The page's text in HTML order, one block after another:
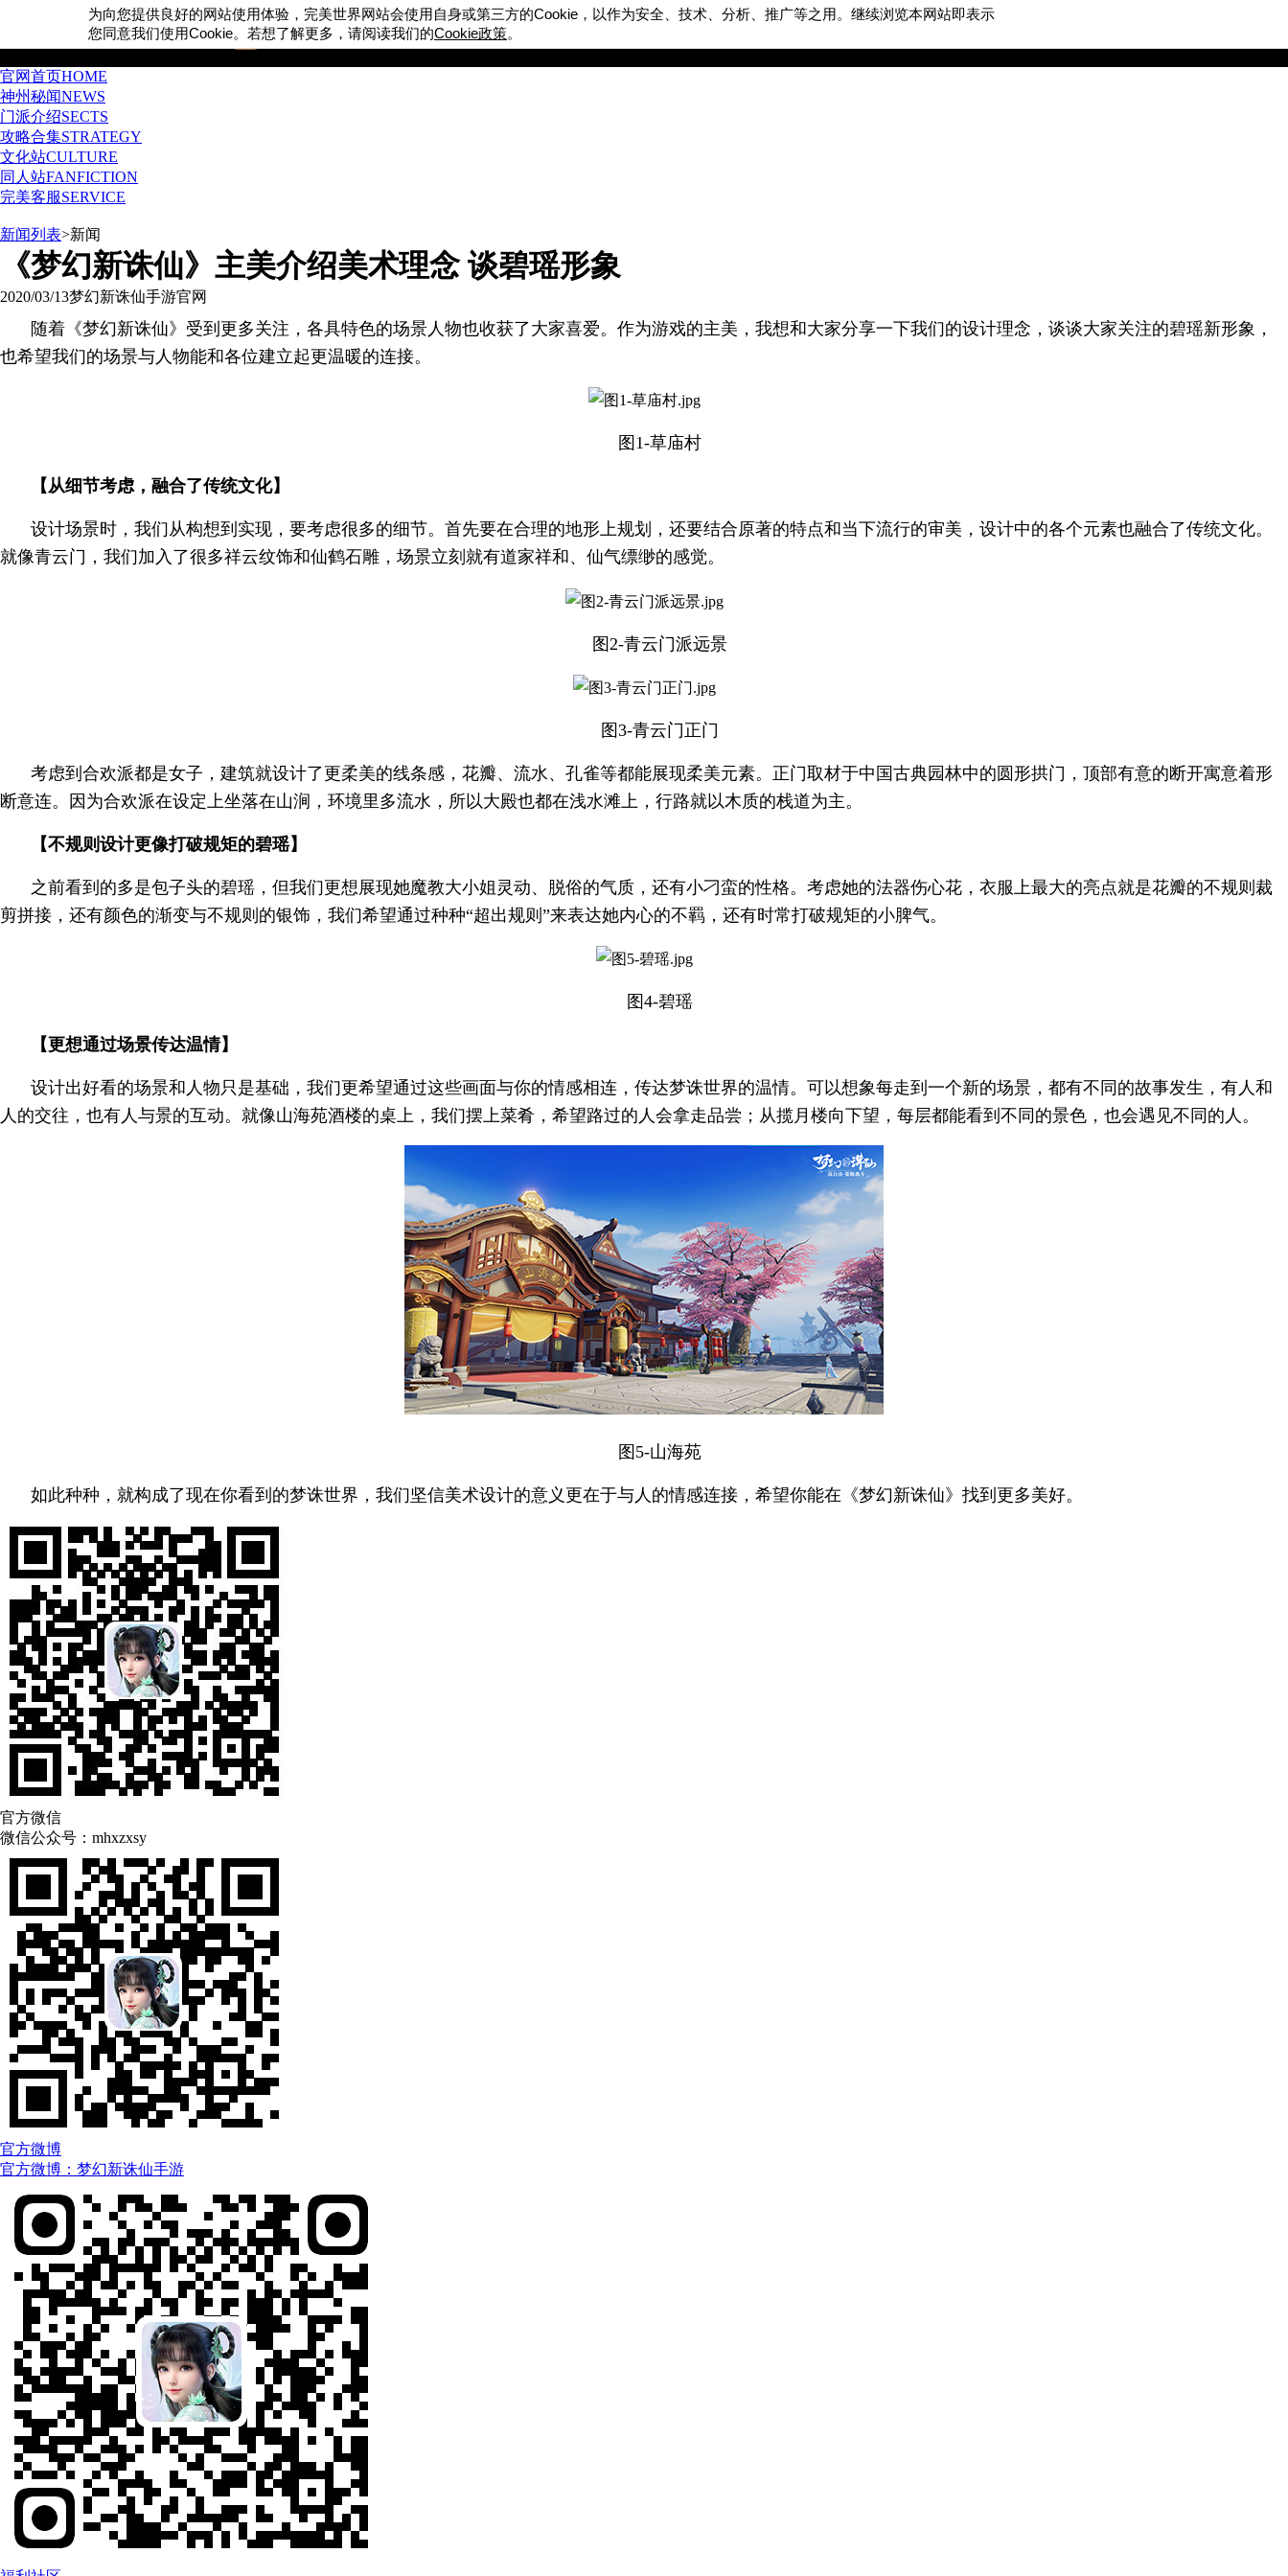
官网首页HOME
神州秘闻NEWS
门派介绍SECTS
攻略合集STRATEGY
文化站CULTURE
同人站FANFICTION
完美客服SERVICE
新闻列表>新闻
《梦幻新诛仙》主美介绍美术理念 谈碧瑶形象
2020/03/13梦幻新诛仙手游官网
随着《梦幻新诛仙》受到更多关注，各具特色的场景人物也收获了大家喜爱。作为游戏的主美，我想和大家分享一下我们的设计理念，谈谈大家关注的碧瑶新形象，
也希望我们的场景与人物能和各位建立起更温暖的连接。
图1-草庙村
【从细节考虑，融合了传统文化】
设计场景时，我们从构想到实现，要考虑很多的细节。首先要在合理的地形上规划，还要结合原著的特点和当下流行的审美，设计中的各个元素也融合了传统文化。
就像青云门，我们加入了很多祥云纹饰和仙鹤石雕，场景立刻就有道家祥和、仙气缥缈的感觉。
图2-青云门派远景
图3-青云门正门
考虑到合欢派都是女子，建筑就设计了更柔美的线条感，花瓣、流水、孔雀等都能展现柔美元素。正门取材于中国古典园林中的圆形拱门，顶部有意的断开寓意着形
断意连。因为合欢派在设定上坐落在山涧，环境里多流水，所以大殿也都在浅水滩上，行路就以木质的栈道为主。
【不规则设计更像打破规矩的碧瑶】
之前看到的多是包子头的碧瑶，但我们更想展现她魔教大小姐灵动、脱俗的气质，还有小刁蛮的性格。考虑她的法器伤心花，衣服上最大的亮点就是花瓣的不规则裁
剪拼接，还有颜色的渐变与不规则的银饰，我们希望通过种种“超出规则”来表达她内心的不羁，还有时常打破规矩的小脾气。
图4-碧瑶
【更想通过场景传达温情】
设计出好看的场景和人物只是基础，我们更希望通过这些画面与你的情感相连，传达梦诛世界的温情。可以想象每走到一个新的场景，都有不同的故事发生，有人和
人的交往，也有人与景的互动。就像山海苑酒楼的桌上，我们摆上菜肴，希望路过的人会拿走品尝；从揽月楼向下望，每层都能看到不同的景色，也会遇见不同的人。
图5-山海苑
如此种种，就构成了现在你看到的梦诛世界，我们坚信美术设计的意义更在于与人的情感连接，希望你能在《梦幻新诛仙》找到更多美好。
官方微信
微信公众号： mhxzxsy
官方微博
官方微博： 梦幻新诛仙手游
为向您提供良好的网站使用体验，完美世界网站会使用自身或第三方的Cookie ，以作为安全、技术、分析、推广等之用。继续浏览本网站即表示
您同意我们使用Cookie。若想了解更多，请阅读我们的Cookie政策。